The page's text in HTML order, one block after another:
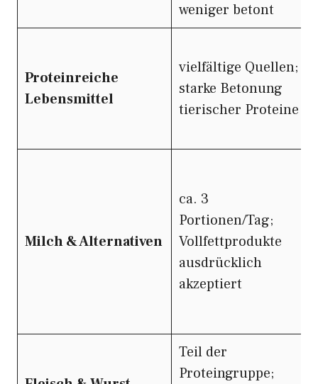
weniger betont
Proteinreiche
Lebensmittel
vielfältige Quellen;
starke Betonung
tierischer Proteine
Milch & Alternativen
ca. 3
Portionen/Tag;
Vollfettprodukte
ausdrücklich
akzeptiert
Teil der
Proteingruppe;